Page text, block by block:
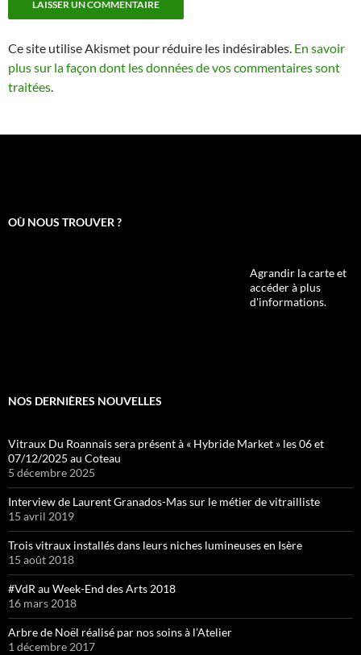
Ce site utilise Akismet pour réduire les indésirables. En savoir
plus sur la façon dont les données de vos commentaires sont
traitées.
OÙ NOUS TROUVER ?
Agrandir la carte et
accéder à plus
d'informations.
NOS DERNIÈRES NOUVELLES
Vitraux Du Roannais sera présent à « Hybride Market » les 06 et
07/12/2025 au Coteau
5 décembre 2025
Interview de Laurent Granados-Mas sur le métier de vitrailliste
15 avril 2019
Trois vitraux installés dans leurs niches lumineuses en Isère
15 août 2018
#VdR au Week-End des Arts 2018
16 mars 2018
Arbre de Noël réalisé par nos soins à l’Atelier
1 décembre 2017